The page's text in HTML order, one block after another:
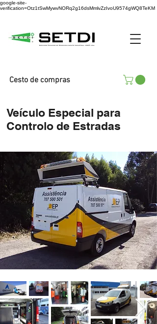
google-site-
verification=Otz1tSwMywvNORq2g16dsMmlvZzIvoU9574gWQ8TeKM
Cesto de compras
Veículo Especial para
Controlo de Estradas